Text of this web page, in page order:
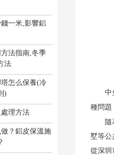
一米,影響鋁
法指南,冬季
法
怎么保養(冷
)
理方法
？鋁皮保溫施
中
種問題
隨著
墅等公
從深圳